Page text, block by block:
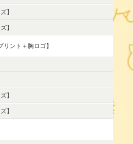
】
】
ント＋胸ロゴ】
】
】